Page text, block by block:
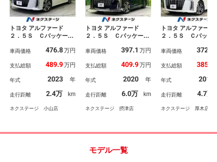
トヨタ アルファード
２．５Ｓ Ｃパッケー
ビ １２型後席モニタ
被害軽減システム レー
インナーミラー 両側電
動ドア ＡＣ１００Ｖ
禁煙車 電動リアゲー
ト シートエアコン ス
マートキー
車両価格 476.8万円
支払総額 489.9万円
年式 2023 年
走行距離 2.4万 km
ネクステージ 小山店
トヨタ アルファード
２．５Ｓ Ｃパッケー
フ モデリスタフルエア
ター デジタルインナー
ットモニター 純正９イ
ンチディスプレイ 両側
電動スライドドア パワ
ーバックドア メモリー
シート
車両価格 397.1 万円
支払総額 409.9万円
年式 2020 年
走行距離 6.0万 km
ネクステージ 摂津店
トヨタ アルファード
２．５Ｓ Ｃパッケ
ー 純正１０．５型
クカメラ セーフテ
ズ 電動リアゲー
皮レザーシート シ
ベンチレーション
席パワーシート Ｅ
車両価格 372.5
支払総額 385.9
年式 2019
走行距離 4.7万
ネクステージ 厚木店
モデル一覧